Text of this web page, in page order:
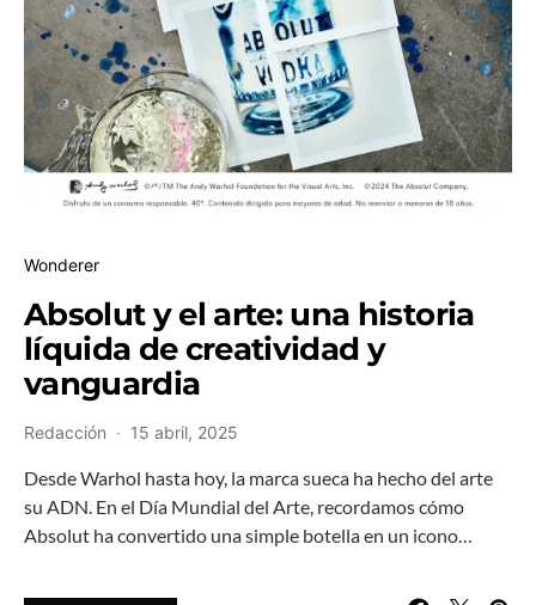
Wonderer
Absolut y el arte: una historia
líquida de creatividad y
vanguardia
Redacción 15 abril, 2025
Desde Warhol hasta hoy, la marca sueca ha hecho del arte
su ADN. En el Día Mundial del Arte, recordamos cómo
Absolut ha convertido una simple botella en un icono…